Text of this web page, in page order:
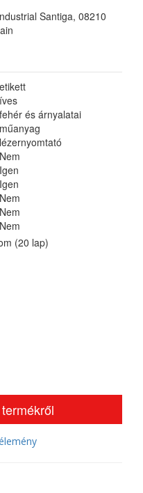
Santiga, 08210
etikett
íves
fehér és árnyalatai
műanyag
lézernyomtató
Nem
Igen
Igen
Nem
Nem
Nem
(20 lap)